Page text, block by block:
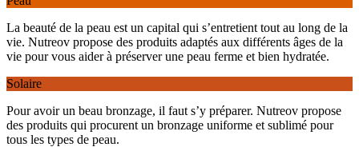
La beauté de la peau est un capital qui s’entretient tout au long de la
vie. Nutreov propose des produits adaptés aux différents âges de la
vie pour vous aider à préserver une peau ferme et bien hydratée.
Solaire
Pour avoir un beau bronzage, il faut s’y préparer. Nutreov propose
des produits qui procurent un bronzage uniforme et sublimé pour
tous les types de peau.